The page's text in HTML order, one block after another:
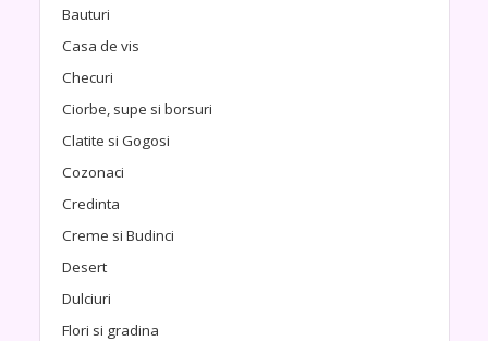
Bauturi
Casa de vis
Checuri
Ciorbe, supe si borsuri
Clatite si Gogosi
Cozonaci
Credinta
Creme si Budinci
Desert
Dulciuri
Flori si gradina